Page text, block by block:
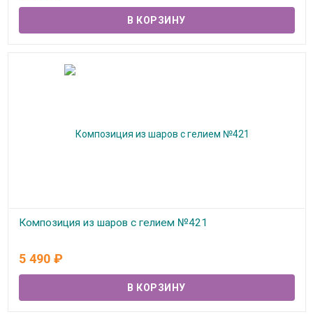
Композиция из шаров с гелием №421
5 490 ₽